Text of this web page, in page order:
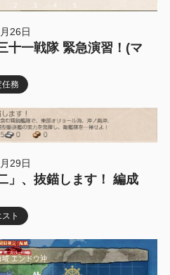
26日
十一戦隊 緊急演習！(マ
務
29日
」、抜錨します！ 編成
ト